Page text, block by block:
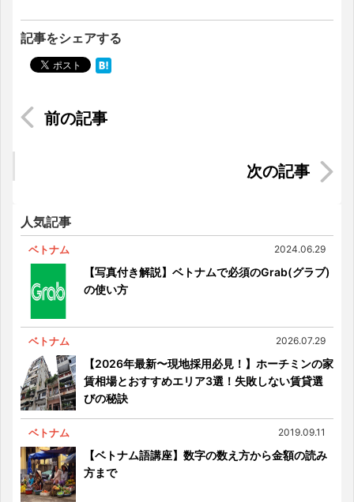
記事をシェアする
シンガポールのカラオケ「KBOX」に行ってみた
短期間で話せるようになる！ ベトナム留学の
人気記事
ベトナム 2024.06.29
【写真付き解説】ベトナムで必須のGrab(グラブ)
の使い方
ベトナム 2026.07.29
【2026年最新〜現地採用必見！】ホーチミンの家
賃相場とおすすめエリア3選！失敗しない賃貸選
びの秘訣
ベトナム 2019.09.11
【ベトナム語講座】数字の数え方から金額の読み
方まで